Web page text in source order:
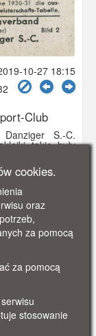
10-27 18:15
Club
S.-C.
takie były
przez Garbaty
albumach.
się na
papierosów,
cookies.
oraz
za pomocą
za pomocą
stosowanie